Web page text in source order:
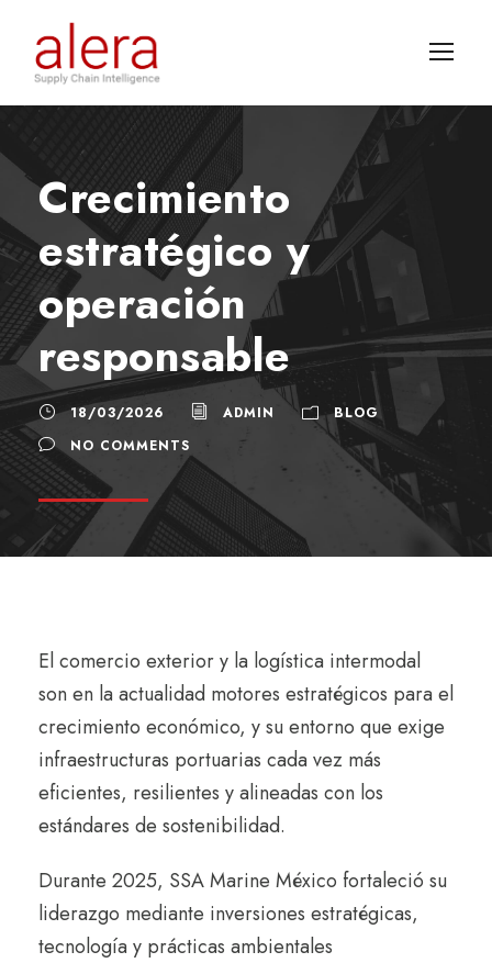
Crecimiento
estratégico y
operación
responsable
18/03/2026 ADMIN
BLOG
NO COMMENTS
El comercio exterior y la logística intermodal
son en la actualidad motores estratégicos para el
crecimiento económico, y su entorno que exige
infraestructuras portuarias cada vez más
eficientes, resilientes y alineadas con los
estándares de sostenibilidad.
Durante 2025, SSA Marine México fortaleció su
liderazgo mediante inversiones estratégicas,
tecnología y prácticas ambientales